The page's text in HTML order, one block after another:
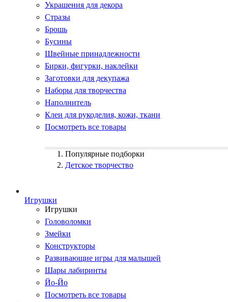
Украшения для декора
Стразы
Брошь
Бусины
Швейные принадлежности
Бирки, фигурки, наклейки
Заготовки для декупажа
Наборы для творчества
Наполнитель
Клеи для рукоделия, кожи, ткани
Посмотреть все товары
Популярные подборки
Детское творчество
Игрушки
Игрушки
Головоломки
Змейки
Конструкторы
Развивающие игры для малышей
Шары лабиринты
Йо-Йо
Посмотреть все товары